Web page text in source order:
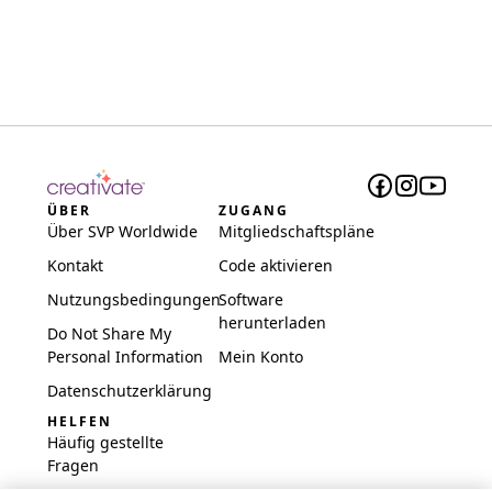
ÜBER
Über SVP Worldwide
Kontakt
Nutzungsbedingungen
Do Not Share My
Personal Information
Datenschutzerklärung
ZUGANG
Mitgliedschaftspläne
Code aktivieren
Software
herunterladen
Mein Konto
HELFEN
Häufig gestellte
Fragen